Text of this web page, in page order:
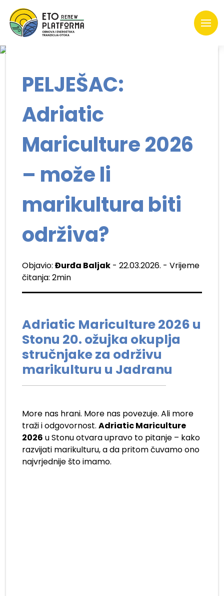
PELJEŠAC:
Adriatic
Mariculture 2026
– može li
marikultura biti
održiva?
Objavio: Đurđa Baljak - 22.03.2026. - Vrijeme
čitanja: 2min
Adriatic Mariculture 2026 u
Stonu 20. ožujka okuplja
stručnjake za održivu
marikulturu u Jadranu
More nas hrani. More nas povezuje. Ali more
traži i odgovornost. Adriatic Mariculture
2026 u Stonu otvara upravo to pitanje – kako
razvijati marikulturu, a da pritom čuvamo ono
najvrjednije što imamo.